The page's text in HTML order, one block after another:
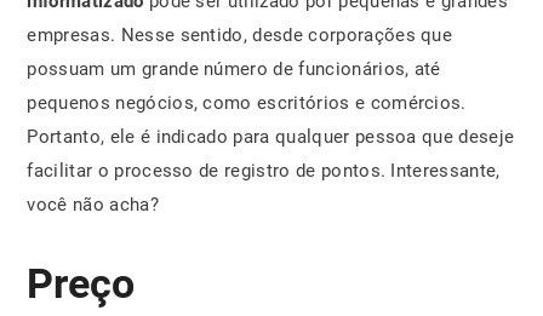
empresas. Nesse sentido, desde corporações que
possuam um grande número de funcionários, até
pequenos negócios, como escritórios e comércios.
Portanto, ele é indicado para qualquer pessoa que deseje
facilitar o processo de registro de pontos. Interessante,
você não acha?
Preço